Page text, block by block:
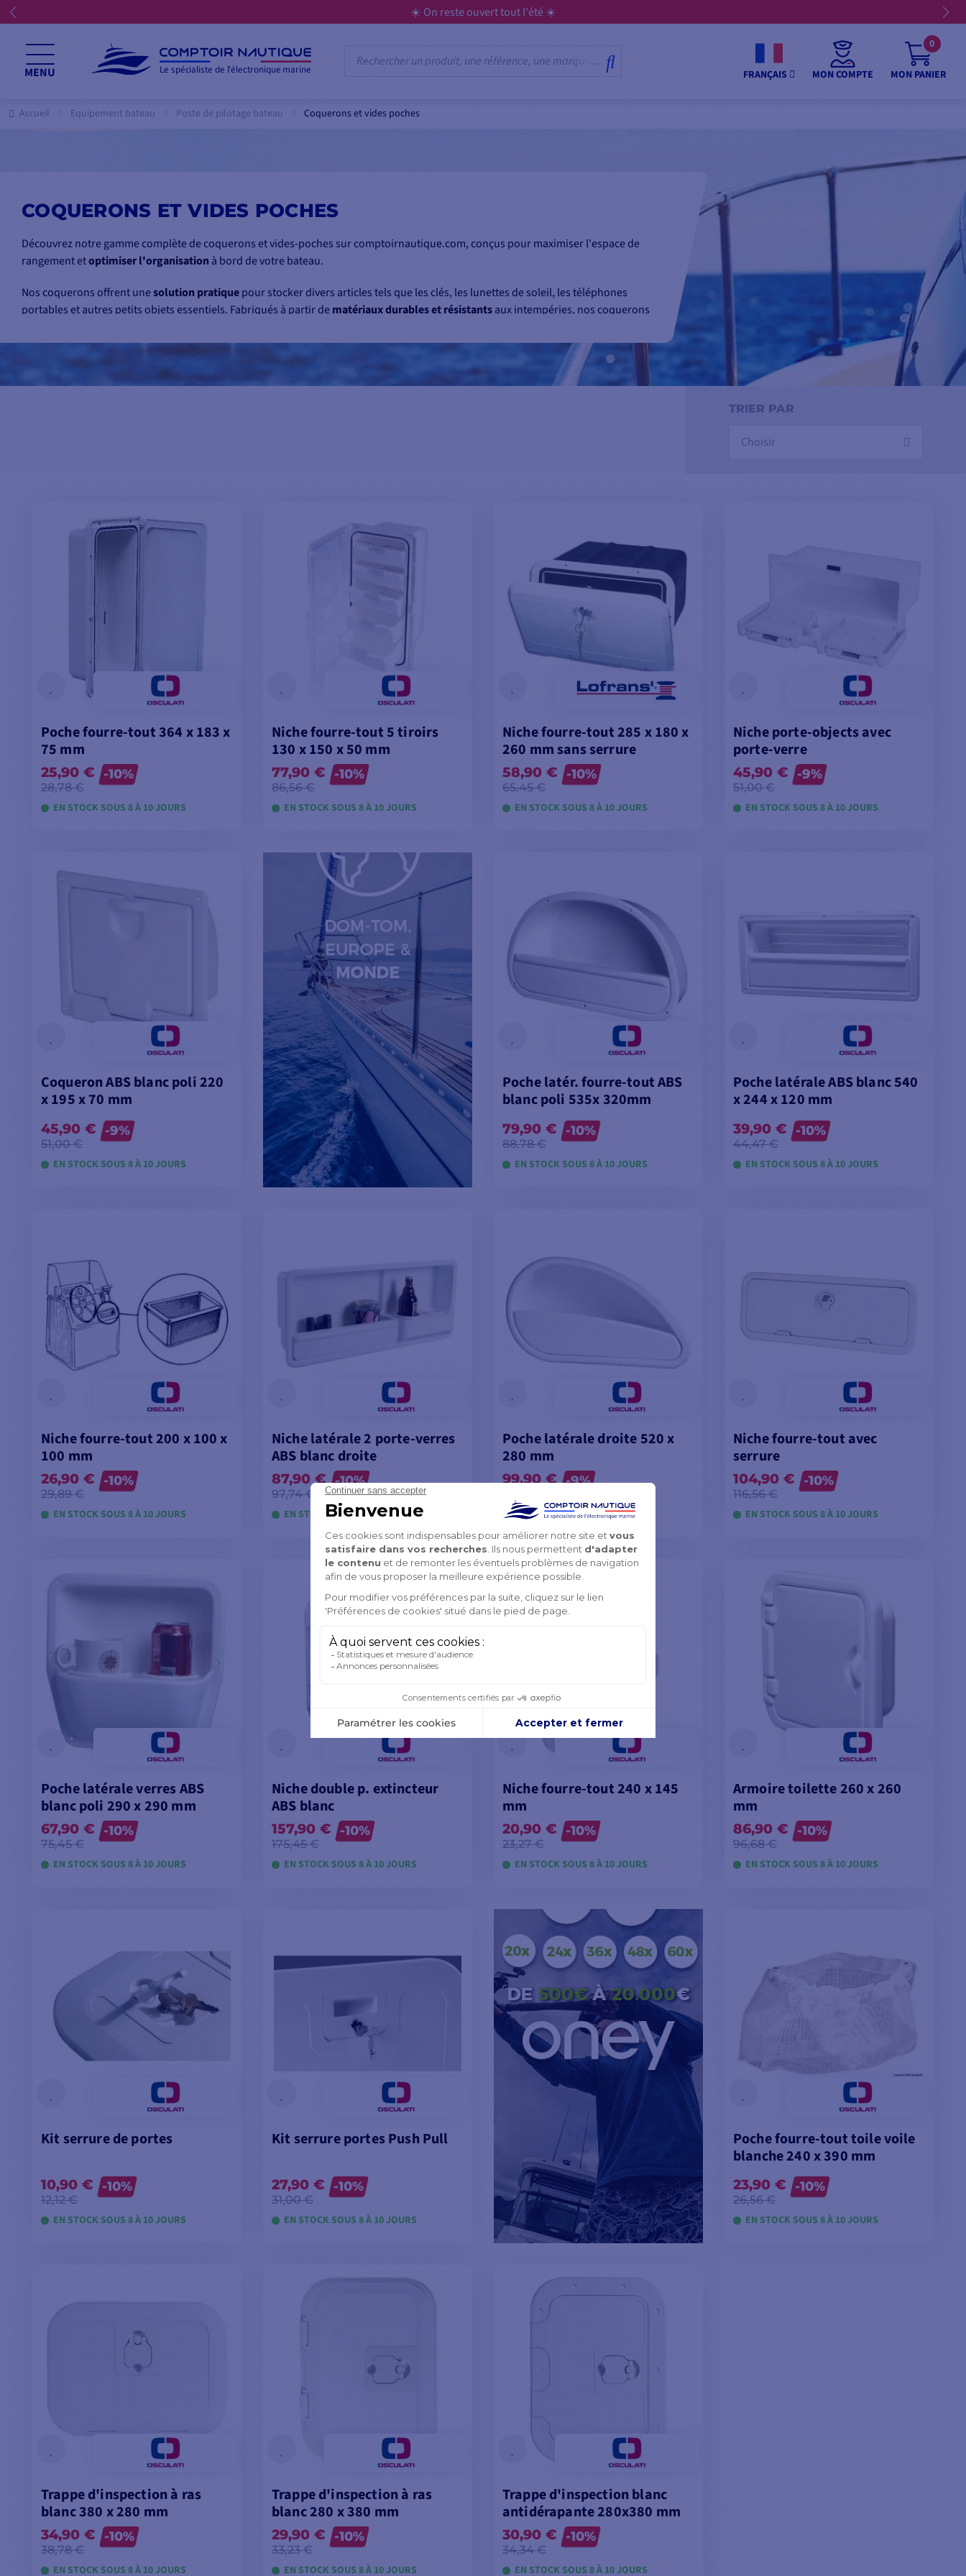
☀️ On reste ouvert tout l'été ☀️
MENU Le spécialiste de l'électronique marine FRANÇAIS MON COMPTE MON PANIER
0
Accueil Equipement bateau Poste de pilotage bateau Coquerons et vides poches
COQUERONS ET VIDES POCHES
Découvrez notre gamme complète de coquerons et vides-poches sur comptoirnautique.com, conçus pour maximiser l'espace de
rangement etoptimiser l'organisation à bord de votre bateau.
Nos coquerons offrent unesolution pratiquepour stocker divers articles tels que les clés, les lunettes de soleil, les téléphones
portables et autres petits objets essentiels. Fabriqués à partir dematériaux durables et résistantsaux intempéries, nos coquerons
Disponibles dans une variété de tailles, de styles et de configurations, nos vides-poches s'adaptent à tous les besoins d'organisation.
Parcourez notre sélection dès aujourd'hui pour trouver le coqueron ou le vide-poche parfait pour votre bateau.
TRIER PAR
Choisir
Poche fourre-tout 364 x 183 x
75 mm
25,90 €
28,78 €
-10%
EN STOCK SOUS 8 À 10 JOURS
Niche fourre-tout 5 tiroirs
130 x 150 x 50 mm
77,90 €
86,56 €
-10%
EN STOCK SOUS 8 À 10 JOURS
VOIR LES MODÈLES
Niche fourre-tout 285 x 180 x
260 mm sans serrure
58,90 €
65,45 €
-10%
EN STOCK SOUS 8 À 10 JOURS
Niche porte-objects avec
porte-verre
45,90 €
51,00 €
-9%
EN STOCK SOUS 8 À 10 JOURS
Coqueron ABS blanc poli 220
x 195 x 70 mm
45,90 €
51,00 €
-9%
EN STOCK SOUS 8 À 10 JOURS
Poche latér. fourre-tout ABS
blanc poli 535x 320mm
79,90 €
88,78 €
-10%
EN STOCK SOUS 8 À 10 JOURS
Poche latérale ABS blanc 540
x 244 x 120 mm
39,90 €
44,47 €
-10%
EN STOCK SOUS 8 À 10 JOURS
Niche fourre-tout 200 x 100 x
100 mm
26,90 €
29,89 €
-10%
EN STOCK SOUS 8 À 10 JOURS
Niche latérale 2 porte-verres
ABS blanc droite
87,90 €
97,74 €
-10%
EN STOCK SOUS 8 À 10 JOURS
VOIR LES MODÈLES
Poche latérale droite 520 x
280 mm
99,90 € -9%
EN STOCK SOUS 8 À 10 JOURS
VOIR LES MODÈLES
Niche fourre-tout avec
serrure
104,90 €
116,56 €
-10%
EN STOCK SOUS 8 À 10 JOURS
Poche latérale verres ABS
blanc poli 290 x 290 mm
67,90 €
75,45 €
-10%
EN STOCK SOUS 8 À 10 JOURS
Niche double p. extincteur
ABS blanc
157,90 €
175,45 €
-10%
EN STOCK SOUS 8 À 10 JOURS
Niche fourre-tout 240 x 145
mm
20,90 €
23,27 €
-10%
EN STOCK SOUS 8 À 10 JOURS
VOIR LES MODÈLES
Armoire toilette 260 x 260
mm
86,90 €
96,68 €
-10%
EN STOCK SOUS 8 À 10 JOURS
Kit serrure de portes
10,90 €
12,12 €
-10%
EN STOCK SOUS 8 À 10 JOURS
Kit serrure portes Push Pull
27,90 €
31,00 €
-10%
EN STOCK SOUS 8 À 10 JOURS
Poche fourre-tout toile voile
blanche 240 x 390 mm
23,90 €
26,56 €
-10%
EN STOCK SOUS 8 À 10 JOURS
Trappe d'inspection à ras
blanc 380 x 280 mm
34,90 €
38,78 €
-10%
EN STOCK SOUS 8 À 10 JOURS
Trappe d'inspection à ras
blanc 280 x 380 mm
29,90 €
33,23 €
-10%
EN STOCK SOUS 8 À 10 JOURS
Trappe d'inspection blanc
antidérapante 280x380 mm
30,90 €
34,34 €
-10%
EN STOCK SOUS 8 À 10 JOURS